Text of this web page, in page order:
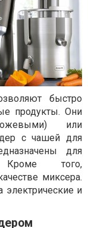
быстро
продукты. Они
или
с чашей для
для
Кроме того,
миксера.
электрические и